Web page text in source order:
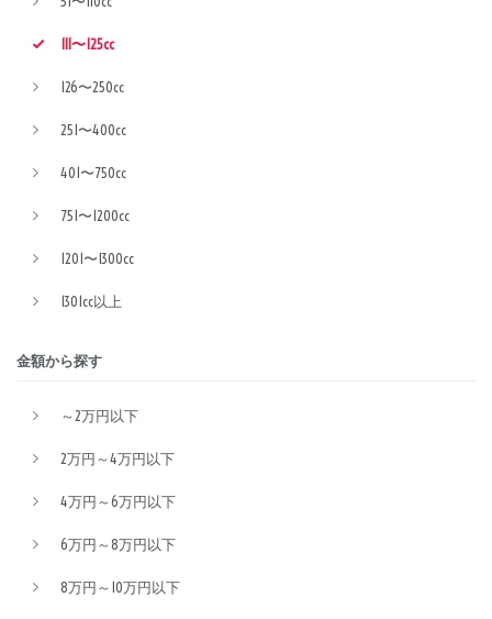
111〜125cc
126〜250cc
251〜400cc
401〜750cc
751〜1200cc
1201〜1300cc
1301cc以上
金額から探す
～2万円以下
2万円～4万円以下
4万円～6万円以下
6万円～8万円以下
8万円～10万円以下